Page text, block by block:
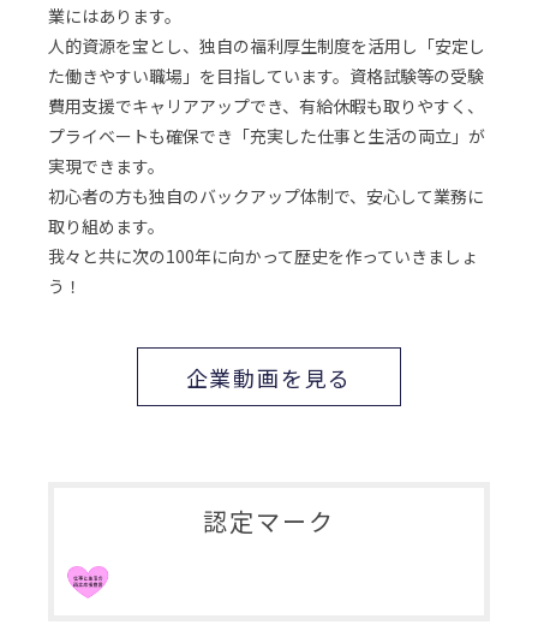
業にはあります。
人的資源を宝とし、独自の福利厚生制度を活用し「安定し
た働きやすい職場」を目指しています。資格試験等の受験
費用支援でキャリアアップでき、有給休暇も取りやすく、
プライベートも確保でき「充実した仕事と生活の両立」が
実現できます。
初心者の方も独自のバックアップ体制で、安心して業務に
取り組めます。
我々と共に次の100年に向かって歴史を作っていきましょ
う！
企業動画を見る
認定マーク